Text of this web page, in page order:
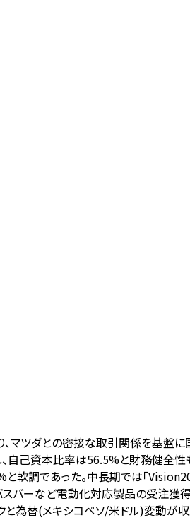
マツダとの密接な取引関係を基
己資本比率は56.5%と財務健全性
調であった。中長期では「
ーなど電動化対応製品の受注獲得
為替(メキシコペソ/米ドル)変動が